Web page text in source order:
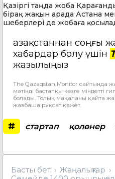
Қазіргі таңда жоба
бірақ жақын арада Астана
шеберлері де жобаға
Қазақстаннан соңғы
хабардар болу үшін
жазылыңыз
The Qazaqstan Monitor сайтында
мәтінді бастапқы көзге міндетті
болады. Толық мақаланы қайта
жазбаша рұқсат қажет.
# стартап қолөнер
Басты бет
Жаңалықтар